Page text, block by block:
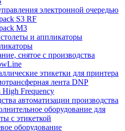
электронной очередью
S3 RF
M3
и аппликаторы
снятое с производства
этикетки для принтера
лента DNP
High Frequency
автоматизации производства
оборудование для
с этикеткой
оборудование